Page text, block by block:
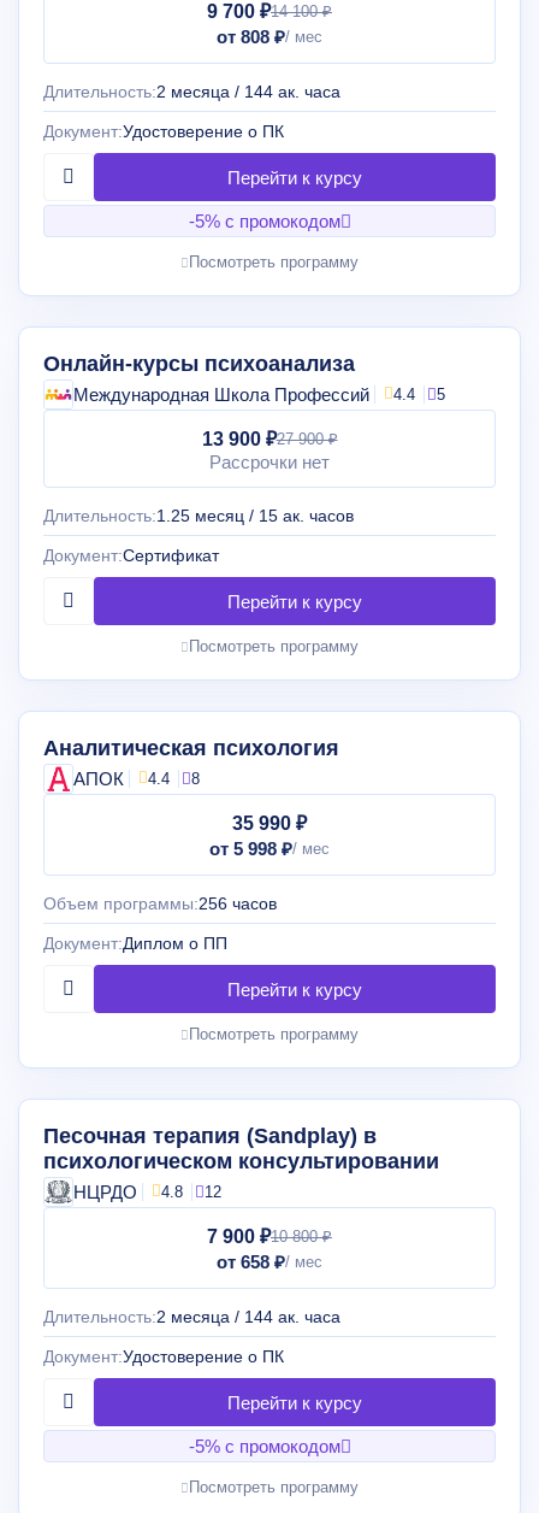
9 700 ₽14 100 ₽
от 808 ₽
Длительность:2 месяца / 144 ак. часа
Документ:Удостоверение о ПК
-5% с промокодом
Посмотреть программу
Онлайн-курсы психоанализа
Международная Школа Профессий 4.4 5
13 900 ₽27 900 ₽
Рассрочки нет
Длительность:1.25 месяц / 15 ак. часов
Документ:Сертификат
Посмотреть программу
Аналитическая психология
АПОК 4.4 8
35 990 ₽
от 5 998 ₽
Объем программы:256 часов
Документ:Диплом о ПП
Посмотреть программу
Песочная терапия (Sandplay) в
психологическом консультировании
НЦРДО 4.8 12
7 900 ₽10 800 ₽
от 658 ₽
Длительность:2 месяца / 144 ак. часа
Документ:Удостоверение о ПК
-5% с промокодом
Посмотреть программу